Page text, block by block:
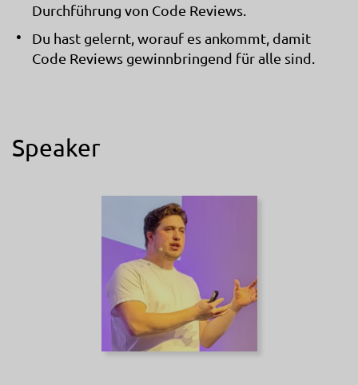
Durchführung von Code Reviews.
Du hast gelernt, worauf es ankommt, damit
Code Reviews gewinnbringend für alle sind.
Speaker